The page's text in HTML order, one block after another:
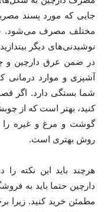
جایی که مورد پسند
مختلف مصرف می‌شود.
نوشیدنی‌های دیگر
در ضمن عرق دارچین و
آشپزی و موارد درمانی
شما بستگی دارد. اگر
کنید، بهتر است که از
گوشت و مرغ و غیره را
روش بهتری است.
هرچند باید این نکته
دارچین حتما باید به
مطمئن خرید کنید. زیرا